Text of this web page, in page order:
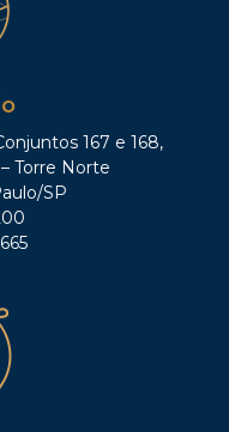
167 e 168,
Torre Norte
SP